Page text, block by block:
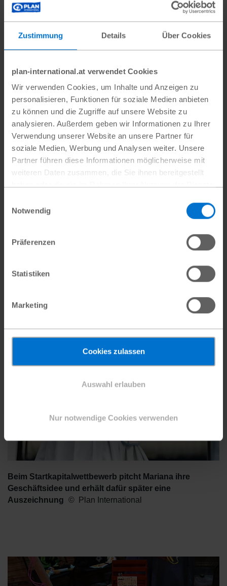
Zustimmung Details Über Cookies
plan-international.at verwendet Cookies
Wir verwenden Cookies, um Inhalte und Anzeigen zu
personalisieren, Funktionen für soziale Medien anbieten
zu können und die Zugriffe auf unsere Website zu
analysieren. Außerdem geben wir Informationen zu Ihrer
Verwendung unserer Website an unsere Partner für
soziale Medien, Werbung und Analysen weiter. Unsere
Partner führen diese Informationen möglicherweise mit
weiteren Daten zusammen, die Sie ihnen bereitgestellt
Datenschutz
Notwendig
Präferenzen
Statistiken
Marketing
Cookies zulassen
Auswahl erlauben
Nur notwendige Cookies verwenden
und klare Ziele zu formulieren. „Es hat mich als
Person verändert“, sagt sie. „Unternehmertum
bedeutet, auf viele Dinge zu verzichten – vor
Momente mit den Menschen, die ich liebe,
noch mehr zu schätzen.“
Besonders motivierend ist für Mariana ein
weiterer Erfolg: Ihr Projekt wird im Rahmen
des Programms für einen Wettbewerb um
Startkapital ausgewählt. Diese Anerkennung
bestärkt die junge Unternehmerin, ihren Weg
Beim Startkapitalwettbewerb pitcht Mariana ihre
Geschäftsidee und erhält dafür später eine
Auszeichnung
Plan International